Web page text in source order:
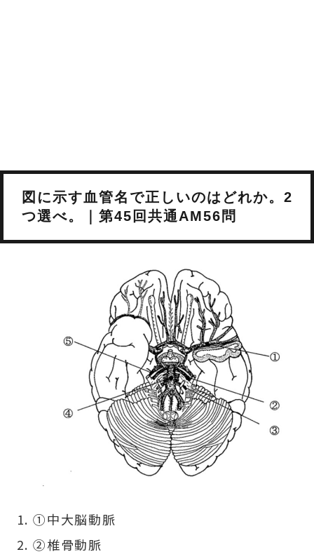
図に示す血管名で正しいのはどれか。2
つ選べ。｜第45回共通AM56問
①中大脳動脈
②椎骨動脈